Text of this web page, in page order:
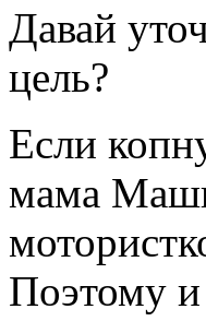
Давай
цель?
Если
мама
Поэтому и